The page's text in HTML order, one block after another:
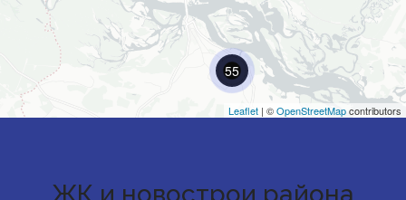
55
Leaflet | ©OpenStreetMapcontributors